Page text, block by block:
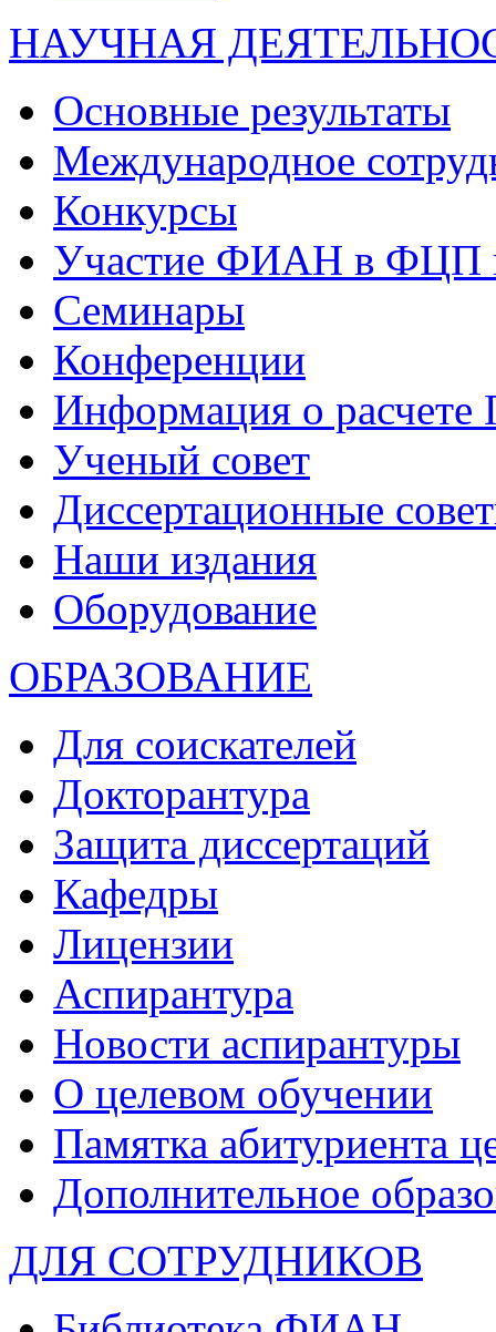
НАУЧНАЯ
Основные результаты
Международное
Конкурсы
Участие ФИАН в ФЦП
Семинары
Конференции
Информация о
Ученый совет
Диссертационные
Наши издания
Оборудование
ОБРАЗОВАНИЕ
Для соискателей
Докторантура
Защита диссертаций
Кафедры
Лицензии
Аспирантура
Новости аспирантуры
О целевом обучении
Памятка абитуриента
Дополнительное
ДЛЯ СОТРУДНИКОВ